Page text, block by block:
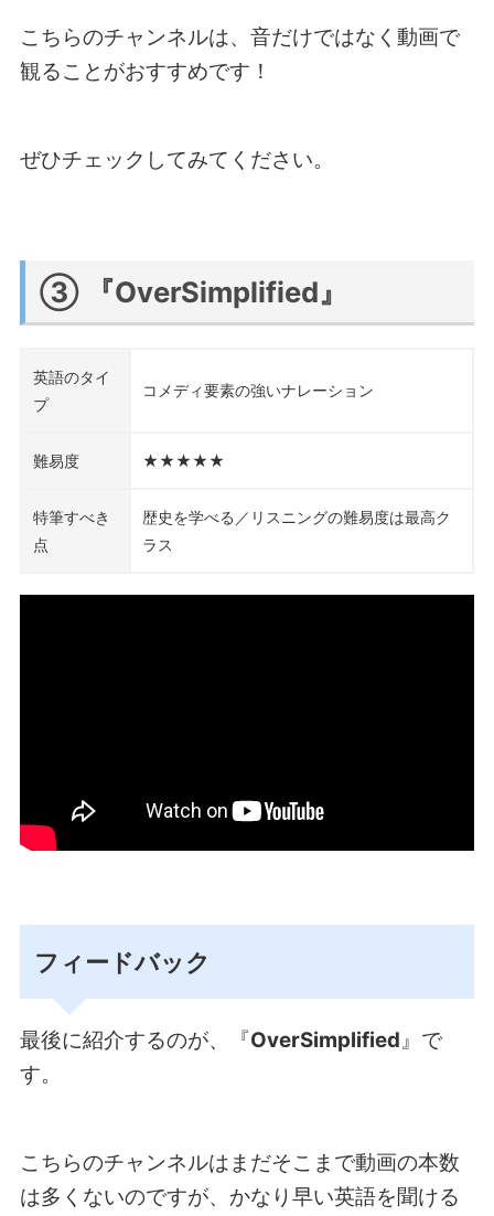
こちらのチャンネルは、音だけではなく動画で
観ることがおすすめです！
ぜひチェックしてみてください。
③ 『OverSimplified』
英語のタイ
プ
コメディ要素の強いナレーション
難易度 ★★★★★
特筆すべき
点
歴史を学べる／リスニングの難易度は最高ク
ラス
フィードバック
最後に紹介するのが、『OverSimplified』で
す。
こちらのチャンネルはまだそこまで動画の本数
は多くないのですが、かなり早い英語を聞ける